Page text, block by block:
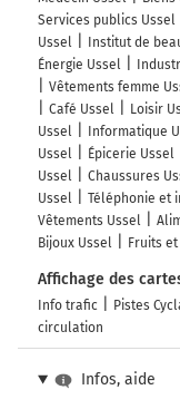
Services publics Ussel
Ussel
Institut de
Énergie Ussel
Vêtements femme
Café Ussel
Loisir
Ussel
Informatique
Ussel
Épicerie Ussel
Ussel
Chaussures
Ussel
Téléphonie et
Vêtements Ussel
Bijoux Ussel
Fruits
Affichage des
Info trafic Pistes
circulation
Infos, aide